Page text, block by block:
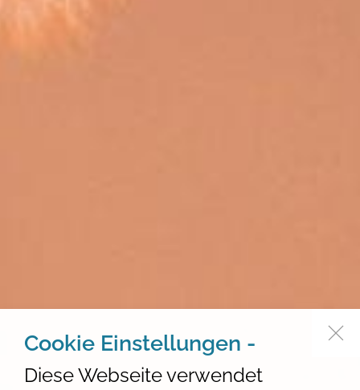
Cookie Einstellungen -
Diese Webseite verwendet